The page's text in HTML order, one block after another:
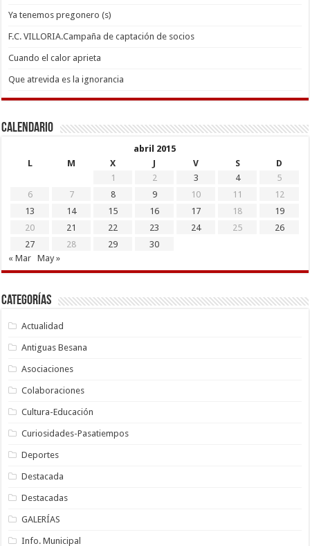
Ya tenemos pregonero (s)
F.C. VILLORIA.Campaña de captación de socios
Cuando el calor aprieta
Que atrevida es la ignorancia
Calendario
abril 2015
L
M X J V S
D
1
2 3 4
5
6
7 8 9 10 11
12
13
14 15 16 17 18
19
20
21 22 23 24 25
26
27
28 29
30
« Mar
May »
Categorías
Actualidad
Antiguas Besana
Asociaciones
Colaboraciones
Cultura-Educación
Curiosidades-Pasatiempos
Deportes
Destacada
Destacadas
GALERÍAS
Info. Municipal